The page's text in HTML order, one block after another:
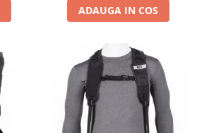
ADAUGA IN COS